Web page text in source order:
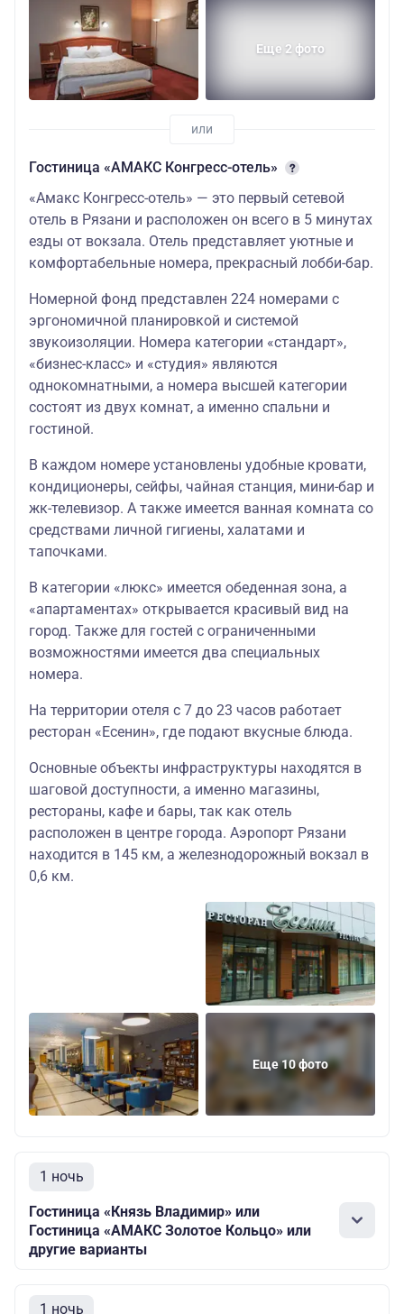
Еще 2 фото
Гостиница «АМАКС Конгресс-отель»
«Амакс Конгресс-отель» — это первый сетевой
отель в Рязани и расположен он всего в 5 минутах
езды от вокзала. Отель представляет уютные и
комфортабельные номера, прекрасный лобби-бар.
Номерной фонд представлен 224 номерами с
эргономичной планировкой и системой
звукоизоляции. Номера категории «стандарт»,
«бизнес-класс» и «студия» являются
однокомнатными, а номера высшей категории
состоят из двух комнат, а именно спальни и
гостиной.
В каждом номере установлены удобные кровати,
кондиционеры, сейфы, чайная станция, мини-бар и
жк-телевизор. А также имеется ванная комната со
средствами личной гигиены, халатами и
тапочками.
В категории «люкс» имеется обеденная зона, а
«апартаментах» открывается красивый вид на
город. Также для гостей с ограниченными
возможностями имеется два специальных
номера.
На территории отеля с 7 до 23 часов работает
ресторан «Есенин», где подают вкусные блюда.
Основные объекты инфраструктуры находятся в
шаговой доступности, а именно магазины,
рестораны, кафе и бары, так как отель
расположен в центре города. Аэропорт Рязани
находится в 145 км, а железнодорожный вокзал в
0,6 км.
Еще 10 фото
1 ночь
Гостиница «Князь Владимир» или
Гостиница «АМАКС Золотое Кольцо» или
другие варианты
1 ночь